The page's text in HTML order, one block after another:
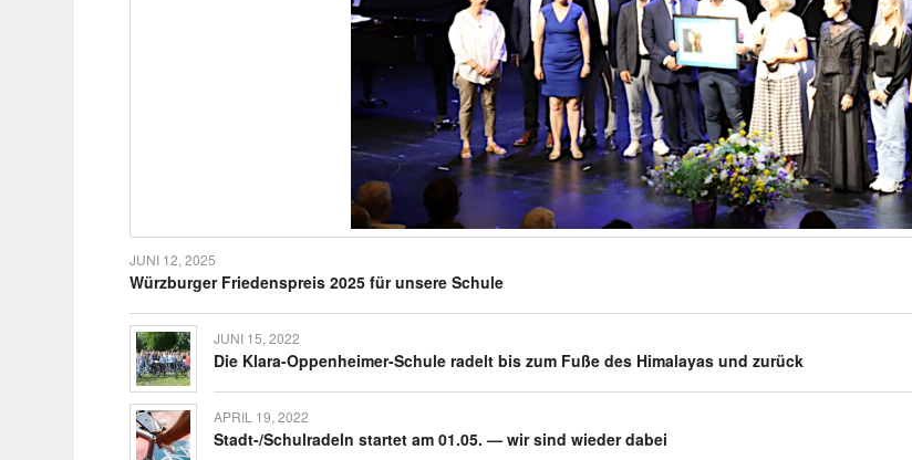
JUNI 12, 2025
Würz­burger Frie­dens­preis 2025 für unsere Schule
JUNI 15, 2022
Die Klara-Oppen­­heimer-Schule radelt bis zum Fuße des Hima­layas und zurück
APRIL 19, 2022
Stadt-/Schul­ra­­deln startet am 01.05. — wir sind wieder dabei